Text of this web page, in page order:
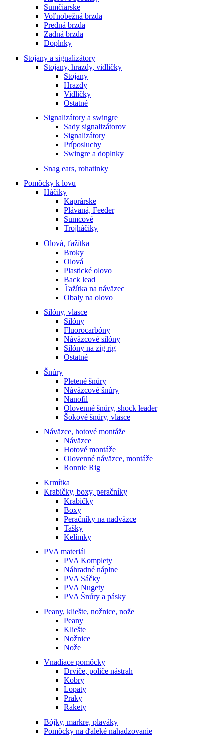
Sumčiarske
Voľnobežná brzda
Predná brzda
Zadná brzda
Doplnky
Stojany a signalizátory
Stojany, hrazdy, vidličky
Stojany
Hrazdy
Vidličky
Ostatné
Signalizátory a swingre
Sady signalizátorov
Signalizátory
Príposluchy
Swingre a doplnky
Snag ears, rohatinky
Pomôcky k lovu
Háčiky
Kaprárske
Plávaná, Feeder
Sumcové
Trojháčiky
Olová, ťažítka
Broky
Olová
Plastické olovo
Back lead
Ťažítka na náväzec
Obaly na olovo
Silóny, vlasce
Silóny
Fluorocarbóny
Náväzcové silóny
Silóny na zig rig
Ostatné
Šnúry
Pletené šnúry
Náväzcové šnúry
Nanofil
Olovenné šnúry, shock leader
Šokové šnúry, vlasce
Náväzce, hotové montáže
Náväzce
Hotové montáže
Olovenné náväzce, montáže
Ronnie Rig
Krmítka
Krabičky, boxy, peračníky
Krabičky
Boxy
Peračníky na nadväzce
Tašky
Kelímky
PVA materiál
PVA Komplety
Náhradné náplne
PVA Sáčky
PVA Nugety
PVA Šnúry a pásky
Peany, kliešte, nožnice, nože
Peany
Kliešte
Nožnice
Nože
Vnadiace pomôcky
Drviče, poliče nástrah
Kobry
Lopaty
Praky
Rakety
Bójky, markre, plaváky
Pomôcky na ďaleké nahadzovanie